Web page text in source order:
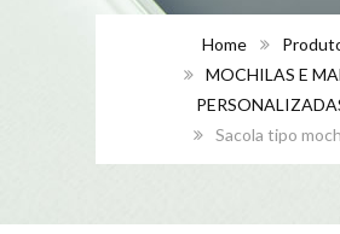
Home
MOCHILAS E
Sacola tipo